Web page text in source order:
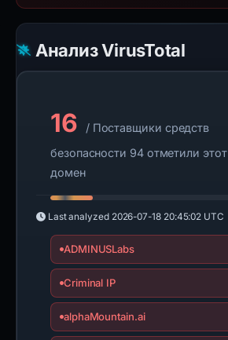
Анализ VirusTotal
16
/ Поставщики средств
безопасности 94 отметили этот
домен
Last analyzed 2026-07-18 20:45:02 UTC
ADMINUSLabs
Criminal IP
alphaMountain.ai